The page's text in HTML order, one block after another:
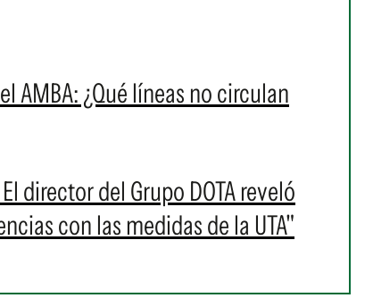
AMBA: ¿Qué líneas no circulan
director del Grupo DOTA reveló
con las medidas de la UTA"